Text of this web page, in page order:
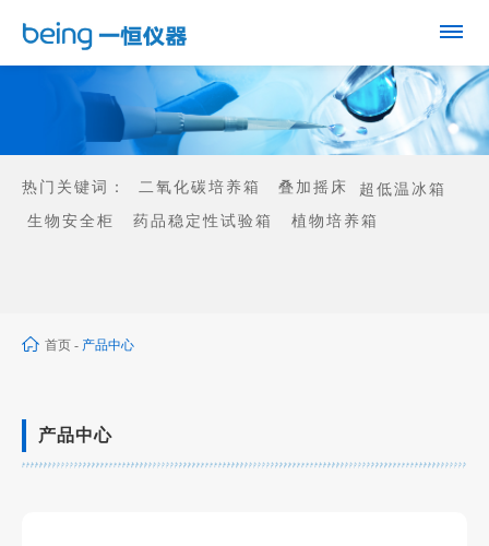
热门关键词： 二氧化碳培养箱 叠加摇床
超低温冰箱
生物安全柜
药品稳定性试验箱 植物培养箱
首页 - 产品中心
产品中心